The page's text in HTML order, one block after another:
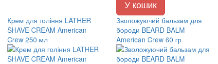
У кошик
Крем для гоління LATHER
SHAVE CREAM American
Crew 250 мл
Зволожуючий бальзам для
бороди BEARD BALM
American Crew 60 гр